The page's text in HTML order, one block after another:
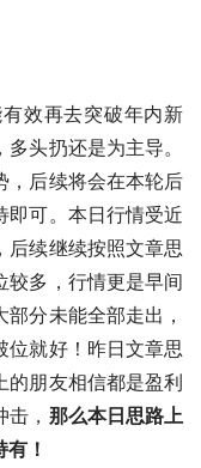
效再去突破年内新
头扔还是为主导。
，后续将会在本轮后
即可。本日行情受近
后续继续按照文章思
较多，行情更是早间
分未能全部走出，
位就好！昨日文章思
的朋友相信都是盈利
， 那么本日思路上
！